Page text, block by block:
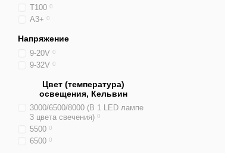
T100 0
А3+ 0
Напряжение
9-20V 0
9-32V 0
Цвет (температура)
освещения, Кельвин
3000/6500/8000 (В 1 LED лампе
3 цвета свечения) 0
5500 0
6500 0